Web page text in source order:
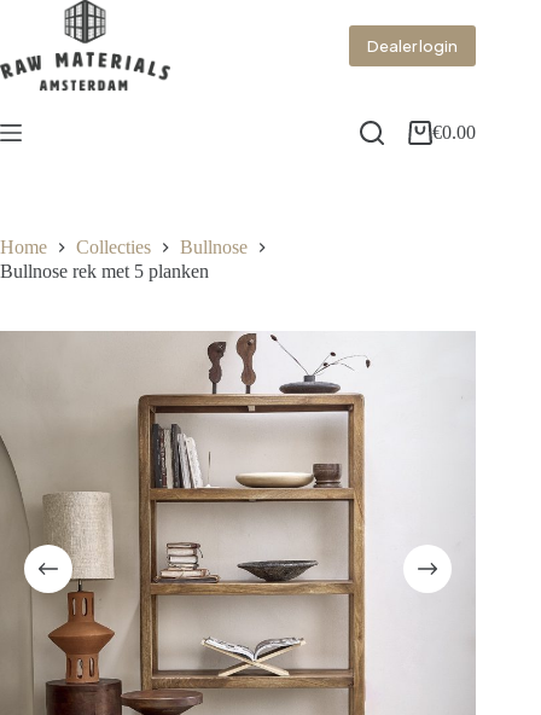
Dealer login
€0.00
Home Collecties
Bullnose
Bullnose rek met 5 planken